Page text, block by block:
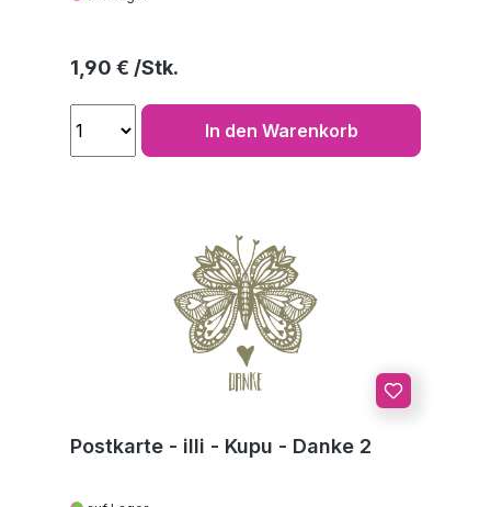
Regulärer Preis:
1,90 €
In den Warenkorb
Postkarte - illi - Kupu - Danke 2